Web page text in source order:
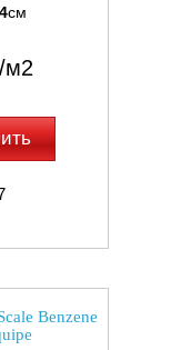
см
Benzene